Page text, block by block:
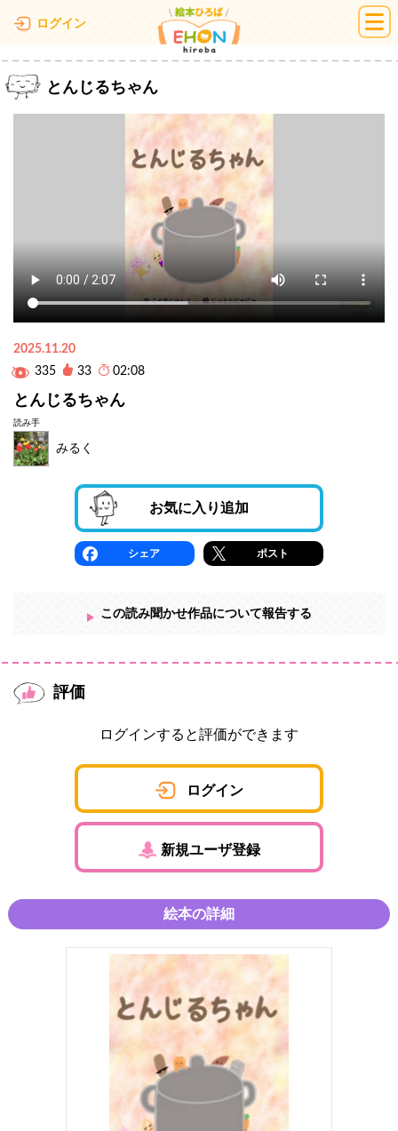
ログイン 絵本ひろば
とんじるちゃん
2025.11.20
335
33 02:08
とんじるちゃん
読み手
みるく
お気に入り追加
シェア ポスト
この読み聞かせ作品について報告する
評価
ログインすると評価ができます
ログイン
新規ユーザ登録
絵本の詳細